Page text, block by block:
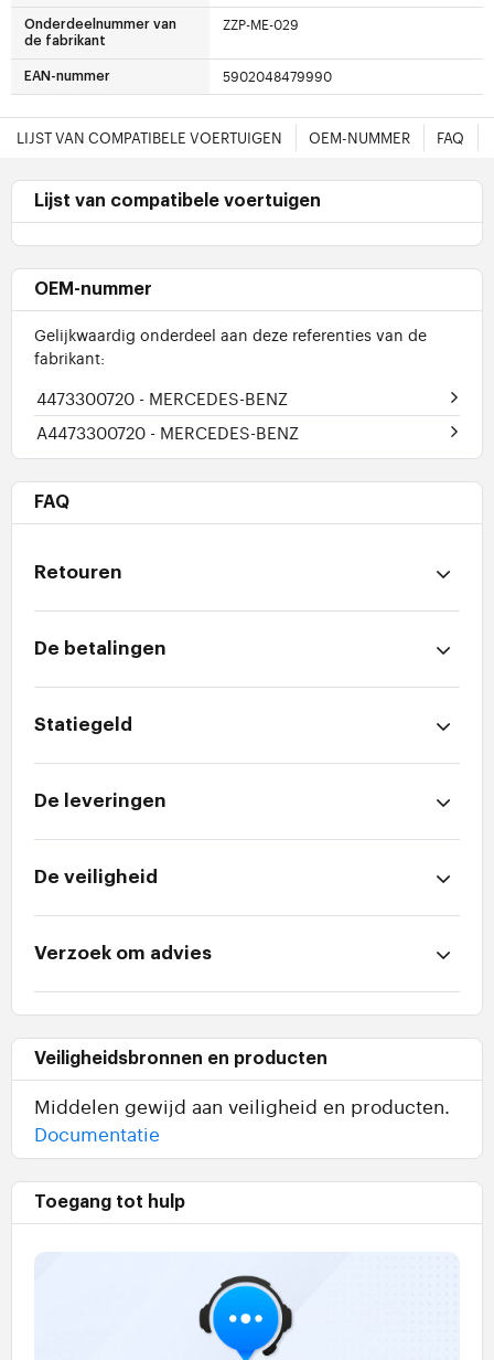
Onderdeelnummer van
de fabrikant
ZZP-ME-029
EAN-nummer 5902048479990
LIJST VAN COMPATIBELE VOERTUIGEN OEM-NUMMER FAQ
Lijst van compatibele voertuigen
OEM-nummer
Gelijkwaardig onderdeel aan deze referenties van de
fabrikant:
4473300720 - MERCEDES-BENZ
A4473300720 - MERCEDES-BENZ
FAQ
Retouren
De betalingen
Statiegeld
De leveringen
De veiligheid
Verzoek om advies
Veiligheidsbronnen en producten
Middelen gewijd aan veiligheid en producten.
Documentatie
Toegang tot hulp